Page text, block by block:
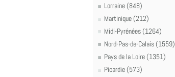
Lorraine (848)
Martinique (212)
Midi-Pyrénées (1264)
Nord-Pas-de-Calais (1559)
Pays de la Loire (1351)
Picardie (573)